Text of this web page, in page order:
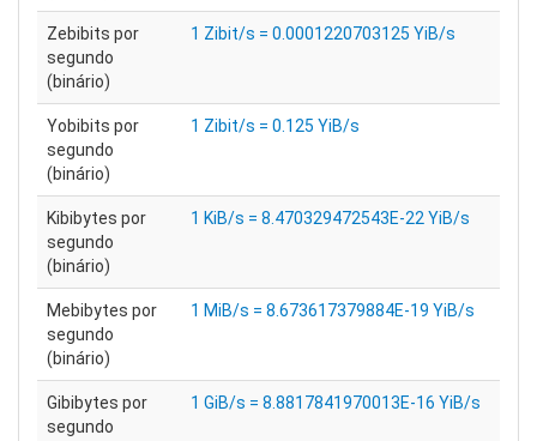
Zebibits por
segundo
(binário)
1 Zibit/s = 0.0001220703125 YiB/s
Yobibits por
segundo
(binário)
1 Zibit/s = 0.125 YiB/s
Kibibytes por
segundo
(binário)
1 KiB/s = 8.470329472543E-22 YiB/s
Mebibytes por
segundo
(binário)
1 MiB/s = 8.673617379884E-19 YiB/s
Gibibytes por
segundo
1 GiB/s = 8.8817841970013E-16 YiB/s